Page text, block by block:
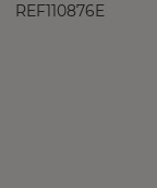
REF110876E